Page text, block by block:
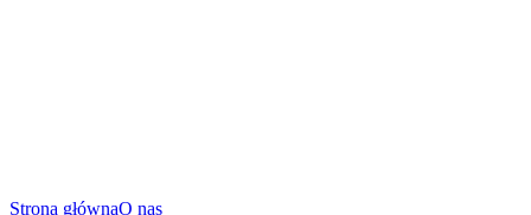
Strona głównaO nas